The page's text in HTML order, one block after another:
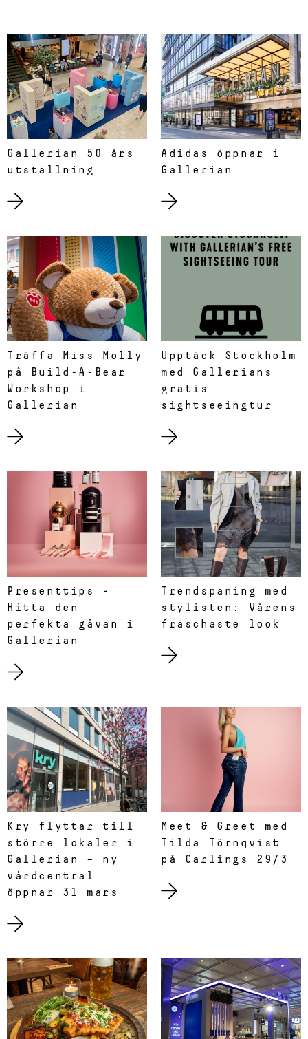
Gallerian 50 års
utställning
Adidas öppnar i
Gallerian
Träffa Miss Molly
på Build-A-Bear
Workshop i
Gallerian
Upptäck Stockholm
med Gallerians
gratis
sightseeingtur
Presenttips -
Hitta den
perfekta gåvan i
Gallerian
Trendspaning med
stylisten: Vårens
fräschaste look
Kry flyttar till
större lokaler i
Gallerian – ny
vårdcentral
öppnar 31 mars
Meet & Greet med
Tilda Törnqvist
på Carlings 29/3